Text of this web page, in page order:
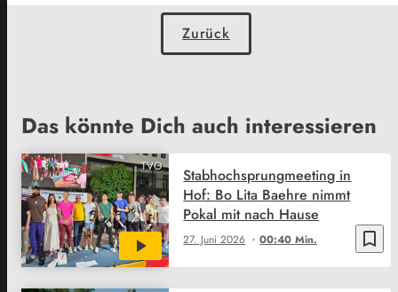
Zurück
Das könnte Dich auch interessieren
TVO
bookmark_border
27. Juni 2026 00:40 Min.
Stabhochsprungmeeting in
Hof: Bo Lita Baehre nimmt
Pokal mit nach Hause